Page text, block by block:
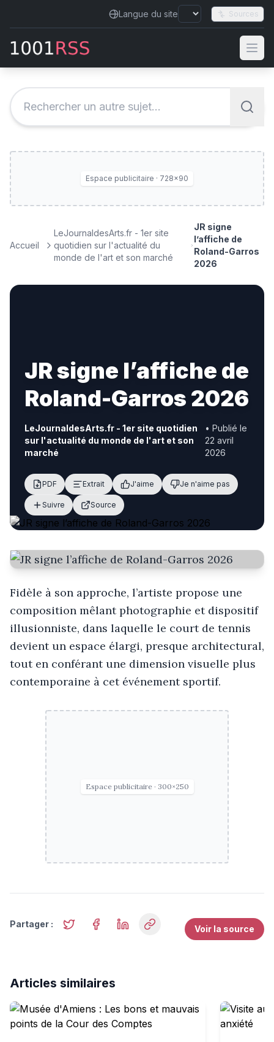
Langue du site Sources
Espace publicitaire · 728×90
Accueil
LeJournaldesArts.fr - 1er site
quotidien sur l'actualité du
monde de l'art et son marché
JR signe
l’affiche de
Roland-Garros
2026
JR signe l’affiche de
Roland-Garros 2026
LeJournaldesArts.fr - 1er site quotidien
sur l'actualité du monde de l'art et son
marché
• Publié le
22 avril
2026
PDF Extrait J'aime Je n'aime pas
Suivre Source
Fidèle à son approche, l’artiste propose une
composition mêlant photographie et dispositif
illusionniste, dans laquelle le court de tennis
devient un espace élargi, presque architectural,
tout en conférant une dimension visuelle plus
contemporaine à cet événement sportif.
Espace publicitaire · 300×250
Partager : Voir la source
Articles similaires
Musée d'Amiens : Les bons et mauvais points de la
Visite au